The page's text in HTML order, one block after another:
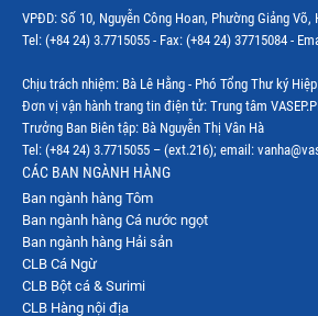
Thị trường Mỹ
Thị trường Nga
Thị trường Hàn Quốc
Thị trường Nhật Bản
Thị trường Thái Lan
Thị trường Trung Quốc
Thị trường Philippines
VPĐD: Số 10, Nguyễn Công Hoan, Phường Giảng Võ,
Tel: (+84 24) 3.7715055 - Fax: (+84 24) 37715084 -
Chịu trách nhiệm: Bà Lê Hằng - Phó Tổng Thư ký
Đơn vị vận hành trang tin điện tử: Trung tâm
Trưởng Ban Biên tập: Bà Nguyễn Thị Vân Hà
Tel: (+84 24) 3.7715055 – (ext.216); email:
CÁC BAN NGÀNH HÀNG
Ban ngành hàng Tôm
Ban ngành hàng Cá nước ngọt
Ban ngành hàng Hải sản
CLB Cá Ngừ
CLB Bột cá & Surimi
CLB Hàng nội địa